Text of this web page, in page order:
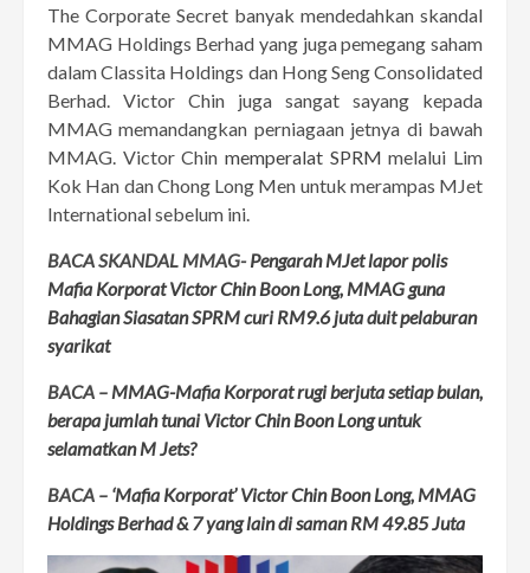
The Corporate Secret banyak mendedahkan skandal
MMAG Holdings Berhad yang juga pemegang saham
dalam Classita Holdings dan Hong Seng Consolidated
Berhad. Victor Chin juga sangat sayang kepada
MMAG memandangkan perniagaan jetnya di bawah
MMAG. Victor Chin memperalat SPRMmelalui Lim
Kok Han dan Chong Long Men untuk merampas MJet
International sebelum ini.
BACA SKANDAL MMAG-Pengarah MJet lapor polis
Mafia Korporat Victor Chin Boon Long, MMAG guna
Bahagian Siasatan SPRM curi RM9.6 juta duit pelaburan
syarikat
BACA – MMAG-Mafia Korporat rugi berjuta setiap bulan,
berapa jumlah tunai Victor Chin Boon Long untuk
selamatkan M Jets?
BACA – ‘Mafia Korporat’ Victor Chin Boon Long, MMAG
Holdings Berhad & 7 yang lain di saman RM 49.85 Juta